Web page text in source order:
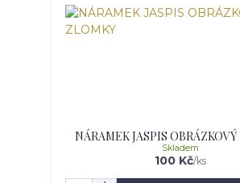
NÁRAMEK JASPIS
100 Kč/ks
Skladem